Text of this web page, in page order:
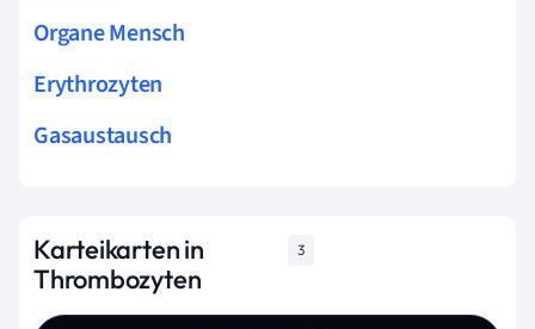
Organe Mensch
Erythrozyten
Gasaustausch
Karteikarten in
Thrombozyten
3